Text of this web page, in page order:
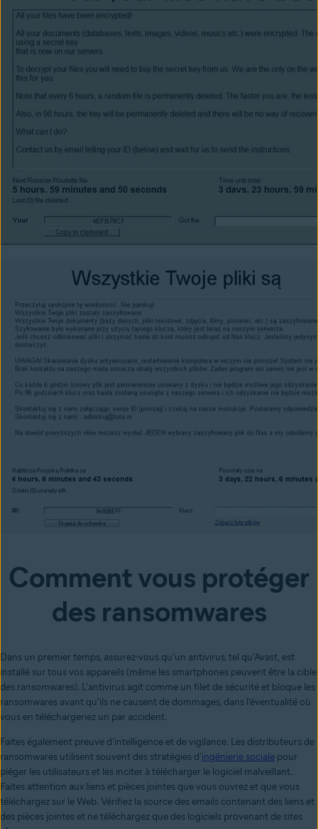
Comment vous protéger
des ransomwares
Dans un premier temps, assurez-vous qu'un antivirus, tel qu'Avast, est
installé sur tous vos appareils (même les smartphones peuvent être la cible
des ransomwares). L'antivirus agit comme un filet de sécurité et bloque les
ransomwares avant qu'ils ne causent de dommages, dans l'éventualité où
vous en téléchargeriez un par accident.
Faites également preuve d'intelligence et de vigilance. Les distributeurs de
ransomwares utilisent souvent des stratégies d'ingénierie sociale pour
piéger les utilisateurs et les inciter à télécharger le logiciel malveillant.
Faites attention aux liens et pièces jointes que vous ouvrez et que vous
téléchargez sur le Web. Vérifiez la source des emails contenant des liens et
des pièces jointes et ne téléchargez que des logiciels provenant de sites